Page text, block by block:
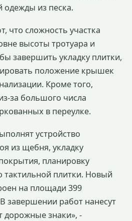
одежды из песка.
что сложность участка
высоты тротуара и
завершить укладку плитки,
положение крышек
Кроме того,
за большого числа
в переулке.
устройство
из щебня, укладку
планировку
тактильной плитки. Новый
на площади 399
завершении работ нанесут
дорожные знаки», -